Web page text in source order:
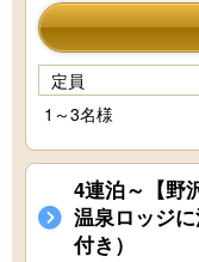
定員
1～3名様
4連泊～【野
温泉ロッジ
付き）